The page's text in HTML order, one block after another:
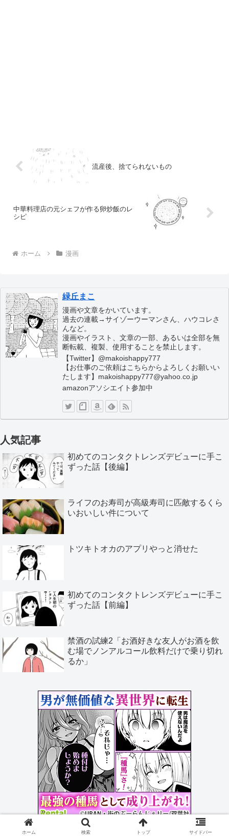
流産後、捨てられないもの
中華料理店の元シェフが作る卵炒飯のレ
シピ
ホーム 漫画
緑丘まこ
漫画や文章をかいています。
過去の連載→サイゾーウーマンさん、ハウコレさ
んなど。
漫画やイラスト、文章の一部、あるいは全部を無
断転載、複製、使用することを禁止します。
【Twitter】@makoishappy777
【お仕事のご依頼はこちらからよろしくお願いい
たします】makoishappy777@yahoo.co.jp
amazonアソシエイト参加中
人気記事
初めてのコンタクトレンズデビューに手こ
ずった話【後編】
ライフのお寿司が高級寿司に匹敵するくら
いおいしい件について
トツキトオカのアプリやっと消せた
初めてのコンタクトレンズデビューに手こ
ずった話【前編】
禁酒の試練2「お酒好きな友人がお酒を飲
む場でノンアルコール飲料だけで乗り切れ
るか」
ホーム 検索 トップ サイドバー